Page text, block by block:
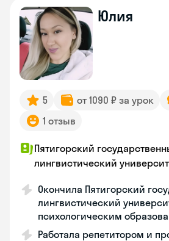
Юлия
5 от 1090 ₽ за урок
1 отзыв
Пятигорский
лингвистический
Окончила Пятигорский
лингвистический
психологическим
Работала репетитором и